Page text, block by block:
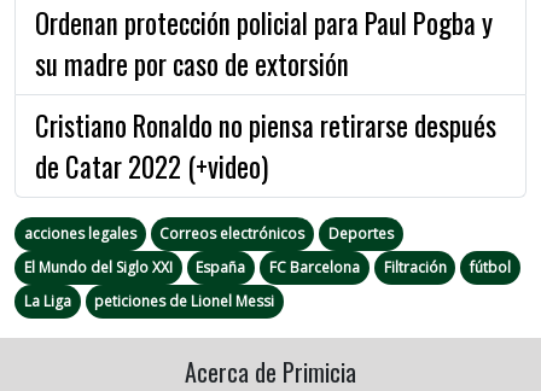
Ordenan protección policial para Paul Pogba y
su madre por caso de extorsión
Cristiano Ronaldo no piensa retirarse después
de Catar 2022 (+video)
acciones legales Correos electrónicos
Deportes
El Mundo del Siglo XXI
España FC Barcelona Filtración
fútbol
La Liga
peticiones de Lionel Messi
Acerca de Primicia